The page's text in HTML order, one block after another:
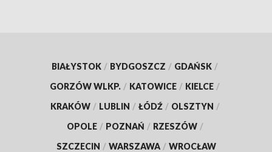
BIAŁYSTOK / BYDGOSZCZ / GDAŃSK /
GORZÓW WLKP. / KATOWICE / KIELCE /
KRAKÓW / LUBLIN / ŁÓDŹ / OLSZTYN /
OPOLE / POZNAŃ / RZESZÓW /
SZCZECIN / WARSZAWA / WROCŁAW